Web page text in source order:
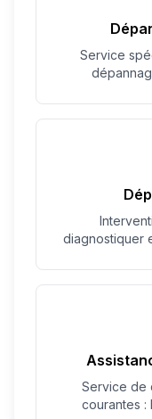
Service
diagnostiquer
Service de
courantes :